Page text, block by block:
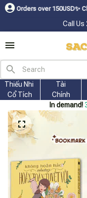
150USDㅤ✨Chúc mừng
Call Us
Thiếu Nhi
Cổ Tích
Tài
Chính
In demand!